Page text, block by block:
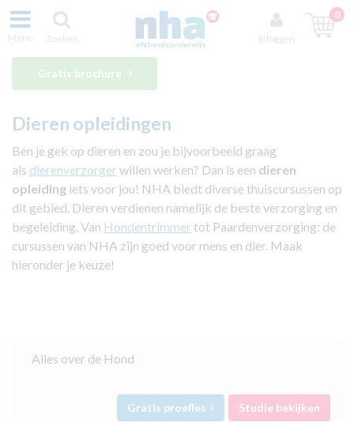
Menu Zoeken Inloggen
0
Gratis brochure
Dieren opleidingen
Ben je gek op dieren en zou je bijvoorbeeld graag
als dierenverzorgerwillen werken? Dan is een dieren
opleiding iets voor jou! NHA biedt diverse thuiscursussen op
dit gebied. Dieren verdienen namelijk de beste verzorging en
begeleiding. Van Hondentrimmertot Paardenverzorging: de
cursussen van NHA zijn goed voor mens en dier. Maak
hieronder je keuze!
Alles over de Hond
Gratis proefles Studie bekijken